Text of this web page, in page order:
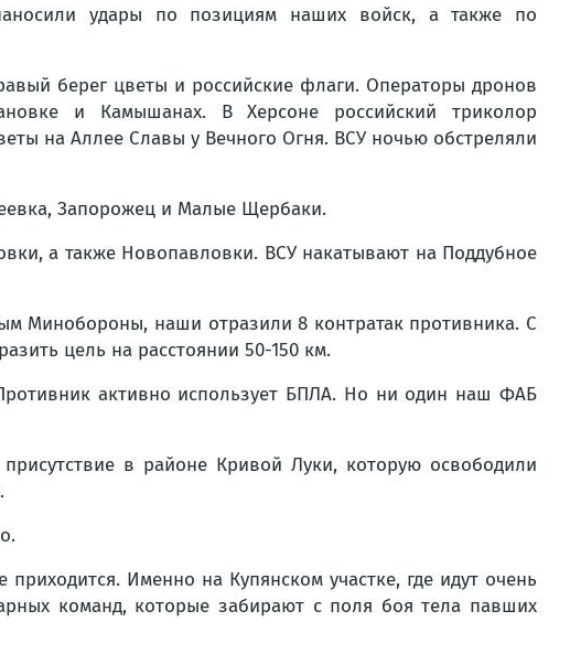
удары по позициям наших войск, а также по
берег цветы и российские флаги. Операторы дронов
и Камышанах. В Херсоне российский триколор
на Аллее Славы у Вечного Огня. ВСУ ночью обстреляли
Запорожец и Малые Щербаки.
а также Новопавловки. ВСУ накатывают на Поддубное
Минобороны, наши отразили 8 контратак противника. С
цель на расстоянии 50-150 км.
активно использует БПЛА. Но ни один наш ФАБ
в районе Кривой Луки, которую освободили
Именно на Купянском участке, где идут очень
команд, которые забирают с поля боя тела павших